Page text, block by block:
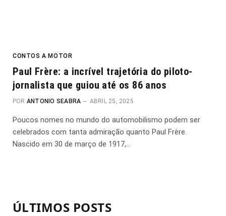
CONTOS A MOTOR
Paul Frère: a incrível trajetória do piloto-
jornalista que guiou até os 86 anos
POR ANTONIO SEABRA ABRIL 25, 2025
Poucos nomes no mundo do automobilismo podem ser
celebrados com tanta admiração quanto Paul Frère.
Nascido em 30 de março de 1917,…
ÚLTIMOS POSTS